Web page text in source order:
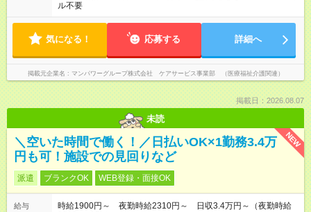
ル不要
気になる！ 応募する 詳細へ
掲載元企業名 マンパワーグループ株式会社 ケアサービス事業部 （医療福祉介護関連）
掲載日：2026.08.07
未読
NEW
＼空いた時間で働く！／日払いOK×1勤務3.4万
円も可！施設での見回りなど
派遣 ブランクOK WEB登録・面接OK
給与
時給1900円～ 夜勤時給2310円～ 日収3.4万円～（夜勤時給